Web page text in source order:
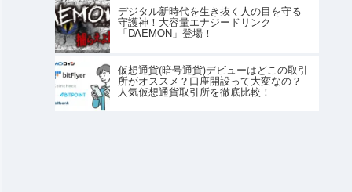
デジタル新時代を生き抜く人の目を守る
守護神！大容量エナジードリンク
「DAEMON」登場！
仮想通貨(暗号通貨)デビューはどこの取引
所がオススメ？口座開設って大変なの？
人気仮想通貨取引所を徹底比較！